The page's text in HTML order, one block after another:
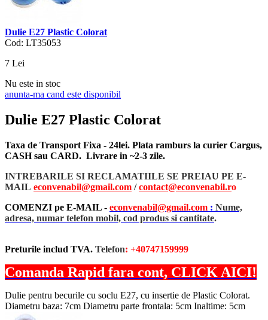
Dulie E27 Plastic Colorat
Cod: LT35053
7 Lei
Nu este in stoc
anunta-ma cand este disponibil
Dulie E27 Plastic Colorat
Taxa de Transport Fixa - 24lei. Plata ramburs la curier Cargus,
CASH sau CARD. Livrare in ~2-3 zile.
INTREBARILE SI RECLAMATIILE SE PREIAU PE E-
MAIL econvenabil@gmail.com /contact@econvenabil.ro
COMENZI pe E-MAIL - econvenabil@gmail.com : Nume,
adresa, numar telefon mobil, cod produs si cantitate.
Preturile includ TVA. Telefon: +40747159999
Comanda Rapid fara cont, CLICK AICI!
Dulie pentru becurile cu soclu E27, cu insertie de Plastic Colorat.
Diametru baza: 7cm Diametru parte frontala: 5cm Inaltime: 5cm